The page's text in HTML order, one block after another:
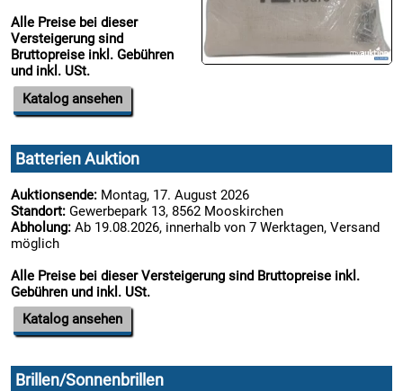
Alle Preise bei dieser
Versteigerung sind
Bruttopreise inkl. Gebühren
und inkl. USt.
Katalog ansehen
Batterien Auktion
Auktionsende: Montag, 17. August 2026
Standort: Gewerbepark 13, 8562 Mooskirchen
Abholung: Ab 19.08.2026, innerhalb von 7 Werktagen, Versand
möglich
Alle Preise bei dieser Versteigerung sind Bruttopreise inkl.
Gebühren und inkl. USt.
Katalog ansehen
Brillen/Sonnenbrillen